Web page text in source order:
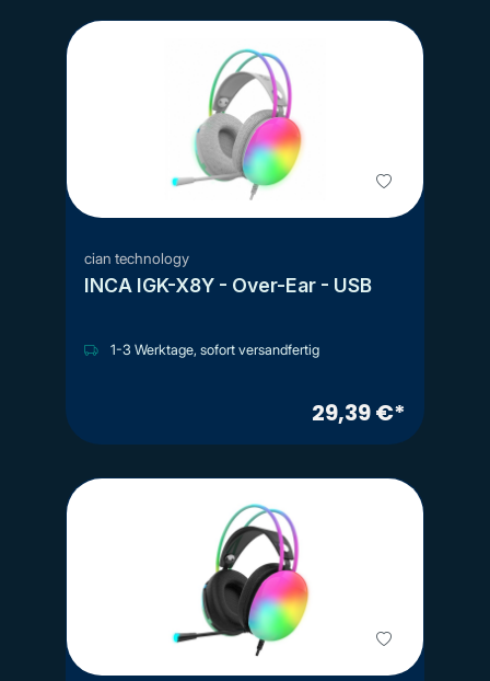
cian technology
INCA IGK-X8Y - Over-Ear - USB
1-3 Werktage, sofort versandfertig
29,39 €*